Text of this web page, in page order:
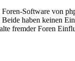
Foren-Software von
haben keinen
fremder Foren